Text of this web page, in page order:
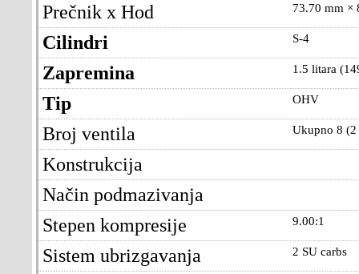
73.70 mm ×
Prečnik x Hod
S-4
Cilindri
1.5 litara
Zapremina
OHV
Tip
Ukupno 8
Broj ventila
Konstrukcija
Način podmazivanja
9.00:1
Stepen kompresije
2 SU carbs
Sistem ubrizgavanja